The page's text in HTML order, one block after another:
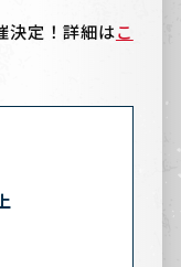
決定！詳細はこ